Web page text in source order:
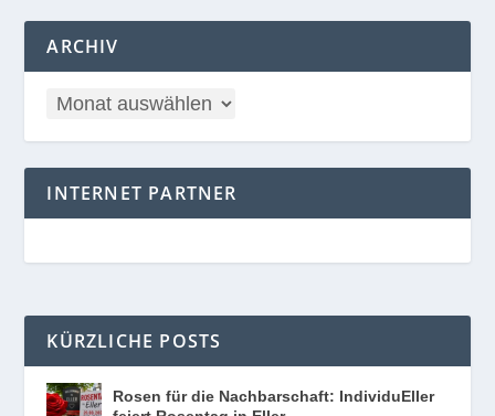
ARCHIV
INTERNET PARTNER
KÜRZLICHE POSTS
Rosen für die Nachbarschaft: IndividuEller